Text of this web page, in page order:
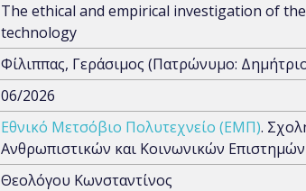
The ethical and empirical investigation of
technology
Φίλιππας, Γεράσιμος (Πατρώνυμο:
06/2026
Εθνικό Μετσόβιο Πολυτεχνείο (ΕΜΠ).
Ανθρωπιστικών και Κοινωνικών Επιστημών
Θεολόγου Κωνσταντίνος